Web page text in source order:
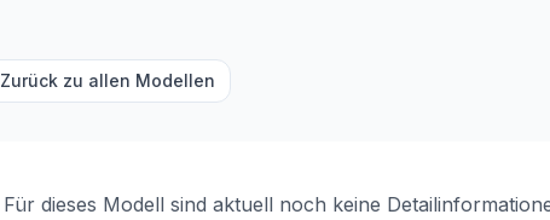
Zurück zu allen Modellen
Für dieses Modell sind aktuell noch keine